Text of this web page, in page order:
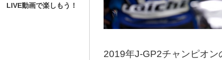
LIVE動画で楽しもう！
2019年J-GP2チャンピオ